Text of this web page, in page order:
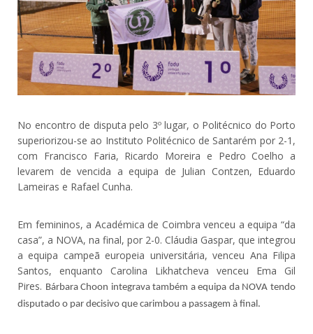
No encontro de disputa pelo 3º lugar, o Politécnico do Porto
superiorizou-se ao Instituto Politécnico de Santarém por 2-1,
com Francisco Faria, Ricardo Moreira e Pedro Coelho a
levarem de vencida a equipa de Julian Contzen, Eduardo
Lameiras e Rafael Cunha.
Em femininos, a Académica de Coimbra venceu a equipa “da
casa”, a NOVA, na final, por 2-0. Cláudia Gaspar, que integrou
a equipa campeã europeia universitária, venceu Ana Filipa
Santos, enquanto Carolina Likhatcheva venceu Ema Gil
Pires. Bárbara Choon integrava também a equipa da NOVA tendo
disputado o par decisivo que carimbou a passagem à final.